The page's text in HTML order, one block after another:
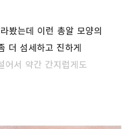
봤는데 이런 총알 모양의
더 섬세하고 진하게
어서 약간 간지럽게도